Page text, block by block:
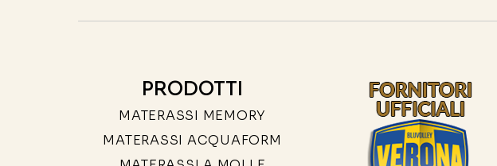
PRODOTTI
MATERASSI MEMORY
MATERASSI ACQUAFORM